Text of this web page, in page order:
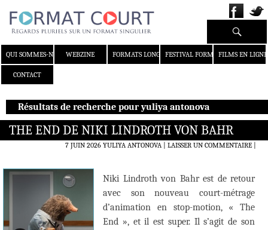
QUI SOMMES-NOUS ?WEBZINE FORMATS LONGS FESTIVAL FORMAT COURT
FILMS EN LIGNE
CONTACT
Recherche
Résultats de recherche pour yuliya antonova
THE END DE NIKI LINDROTH VON BAHR
7 JUIN 2026 YULIYA ANTONOVA LAISSER UN COMMENTAIRE|
Niki Lindroth von Bahr est de retour
avec son nouveau court-métrage
d’animation en stop-motion, « The
End », et il est super. Il s’agit de son